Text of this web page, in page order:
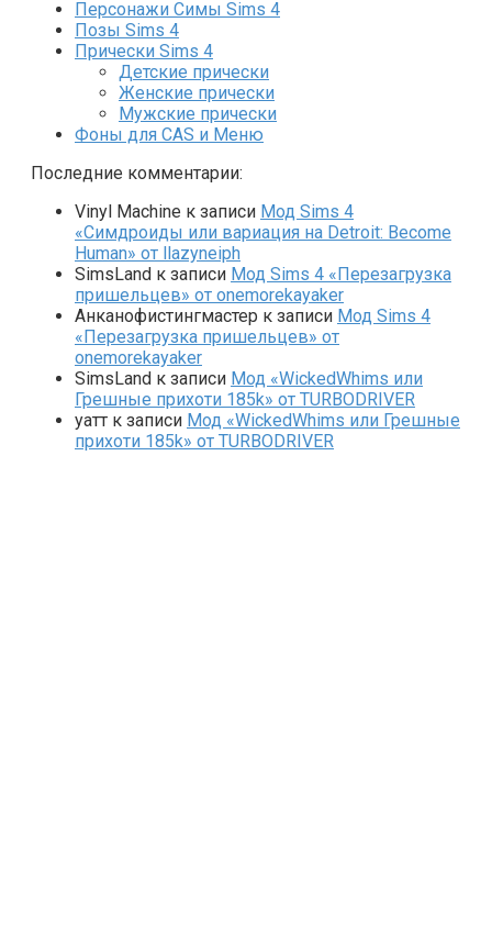
Персонажи Симы Sims 4
Позы Sims 4
Прически Sims 4
Детские прически
Женские прически
Мужские прически
Фоны для CAS и Меню
Последние комментарии:
Vinyl Machine к записи Мод Sims 4
«Симдроиды или вариация на Detroit: Become
Human» от llazyneiph
SimsLand к записи Мод Sims 4 «Перезагрузка
пришельцев» от onemorekayaker
Анканофистингмастер к записи Мод Sims 4
«Перезагрузка пришельцев» от
onemorekayaker
SimsLand к записи Мод «WickedWhims или
Грешные прихоти 185k» от TURBODRIVER
yaтт к записи Мод «WickedWhims или Грешные
прихоти 185k» от TURBODRIVER